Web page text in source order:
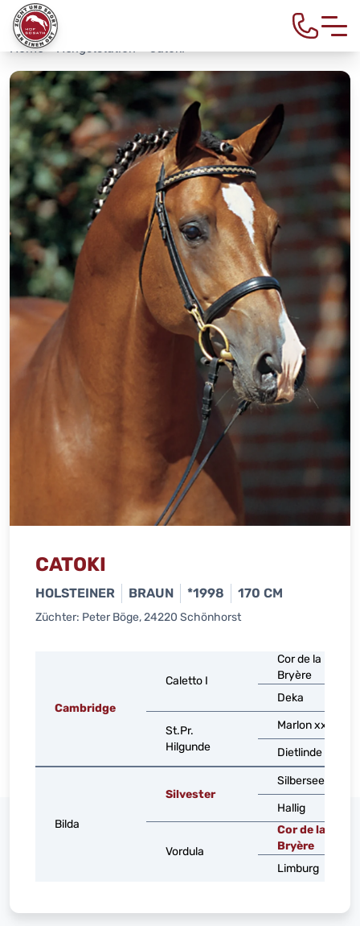
Home>Hengststation> Catoki
CATOKI
HOLSTEINER BRAUN *1998 170 CM
Züchter: Peter Böge, 24220 Schönhorst
Cambridge
Bilda
Caletto I
St.Pr.
Hilgunde
Silvester
Vordula
Cor de la
Bryère
Deka
Marlon xx
Dietlinde
Silbersee
Hallig
Cor de la
Bryère
Limburg